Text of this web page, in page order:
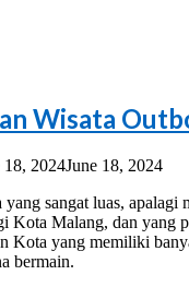
Wisata
18, 2024June 18, 2024
sangat luas,
Kota Malang, dan yang
Kota yang memiliki
bermain.